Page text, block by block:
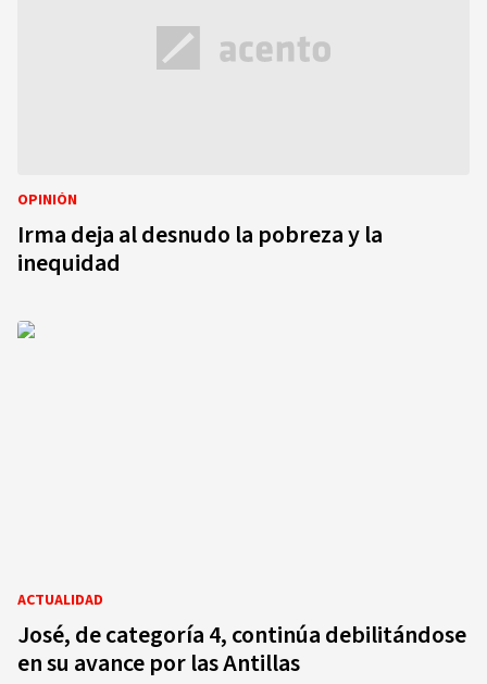
OPINIÓN
Irma deja al desnudo la pobreza y la
inequidad
ACTUALIDAD
José, de categoría 4, continúa debilitándose
en su avance por las Antillas